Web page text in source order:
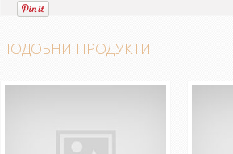
ПОДОБНИ ПРОДУКТИ